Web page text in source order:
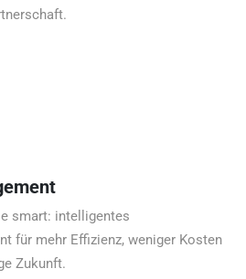
smart: intelligentes
für mehr Effizienz, weniger Kosten
Zukunft.